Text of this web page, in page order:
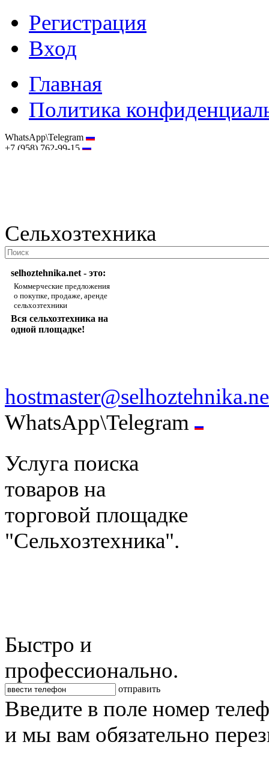
Регистрация
Вход
Главная
Политика
WhatsApp\Telegram
+7 (958) 762-99-15
Сельхозтехника
selhoztehnika.net - это:
Коммерческие предложения
о покупке, продаже, аренде
сельхозтехники
Вся сельхозтехника на
одной площадке!
WhatsApp\Telegram
Услуга поиска
товаров на
торговой площадке
"Сельхозтехника".
Быстро и
профессионально.
отправить
Введите в поле номер
и мы вам обязательно